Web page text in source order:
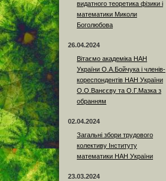
видатного теоретика фізики і
математики Миколи
Боголюбова
26.04.2024
Вітаємо академіка НАН
України О.А.Бойчука і членів-
кореспондентів НАН України
О.О.Ванєєву та О.Г.Мазка з
обранням
02.04.2024
Загальні збори трудового
колективу Інституту
математики НАН України
23.03.2024